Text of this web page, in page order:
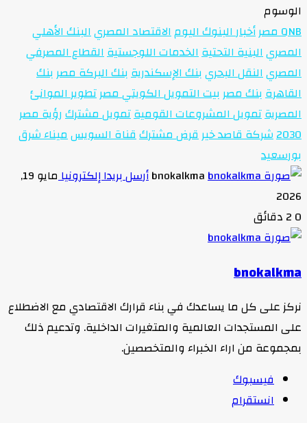
الوسوم
QNB مصر
أخبار البنوك اليومالاقتصاد المصريالبنك الأهلي
المصريالبنية التحتيةالخدمات اللوجستيةالقطاع المصرفي
المصريالنقل البحريبنك الإسكندريةبنك البركة مصربنك
القاهرةبنك مصربيت التمويل الكويتي مصرتطوير الموانئ
المصريةتمويل المشروعات القوميةتمويل مشترك رؤية مصر
2030شركة قاصد خيرقرض مشتركقناة السويسميناء شرق
بورسعيد
bnokalkmaأرسل بريدا إلكترونيا
مايو 19,
2026
0
bnokalkma
نركز على كل ما يساعدك في بناء قرارك الاقتصادي مع الاضطلاع
على المستجدات العالمية والمتغيرات الداخلية. وتدعيم ذلك
بمجموعة من اراء الخبراء والمتخصصين.
فيسبوك
انستقرام